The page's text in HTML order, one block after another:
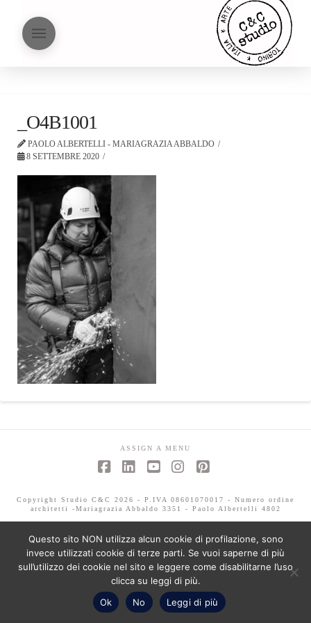
_O4B1001
PAOLO ALBERTELLI - MARIAGRAZIA ABBALDO
8 SETTEMBRE 2020
ASSIGN A MENU
Copyright Studio C&C 2026 - P.IVA 08601070017 - Numero ordine
architetti -Mariagrazia Abbaldo 3351 - Paolo Albertelli 4802
Questo sito NON utilizza alcun cookie di profilazione, sono
invece utilizzati cookie di terze parti. Se vuoi saperne di più
sull’utilizzo dei cookie nel sito e leggere come disabilitarne l’uso
clicca su leggi di più.
Ok
No Leggi di più